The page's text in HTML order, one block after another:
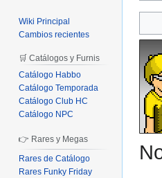
a
a
Wiki Principal
Cambios recientes
🛒 Catálogos y Furnis
Catálogo Habbo
Catálogo Temporada
Catálogo Club HC
Catálogo NPC
👉 Rares y Megas
Rares de Catálogo
Rares Funky Friday